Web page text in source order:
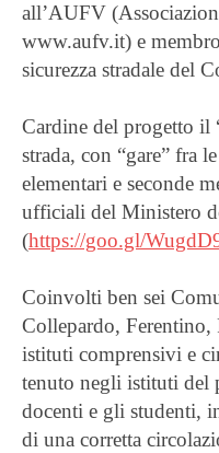
all’AUFV
www.aufv.it) e
sicurezza stradale del
Cardine del progetto il
strada, con “gare” fra
elementari e seconde
ufficiali del Ministero
(https://goo.gl/
Coinvolti ben sei
Collepardo,
istituti comprensivi e
tenuto negli istituti del
docenti e gli studenti,
di una corretta